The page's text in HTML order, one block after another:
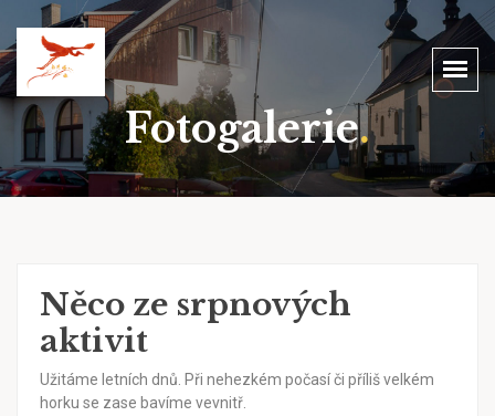
Fotogalerie.
Něco ze srpnových
aktivit
Užitáme letních dnů. Při nehezkém počasí či příliš velkém
horku se zase bavíme vevnitř.